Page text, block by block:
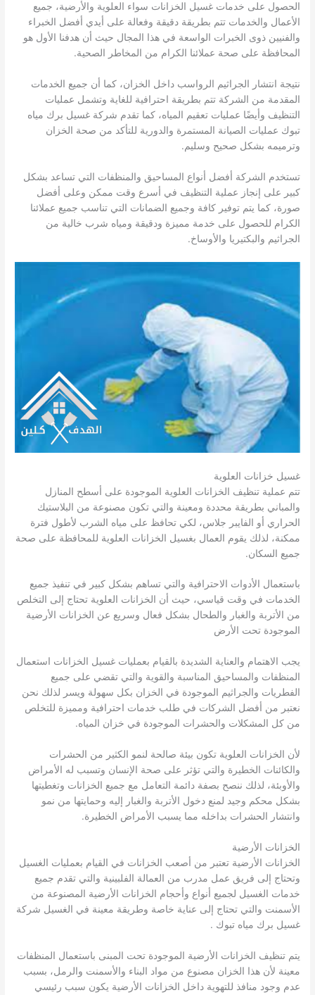
الحصول على خدمات غسيل الخزانات سواء العلوية والأرضية، جميع
الأعمال والخدمات تتم بطريقة دقيقة وفعالة على أيدي أفضل الخبراء
والفنيين ذوى الخبرات الواسعة في هذا المجال حيث أن هدفنا الأول هو
المحافظة على صحة عملائنا الكرام من المخاطر الصحية.
نتيجة انتشار الجراثيم الرواسب داخل الخزان، كما أن جميع الخدمات
المقدمة من الشركة تتم بطريقة احترافية للغاية وتشمل عمليات
التنظيف وأيضًا عمليات تعقيم المياه، كما تقدم شركة غسيل برك مياه
تبوك عمليات الصيانة المستمرة والدورية للتأكد من صحة الخزان
وترميمه بشكل صحيح وسليم.
تستخدم الشركة أفضل أنواع المساحيق والمنظفات التي تساعد بشكل
كبير على إنجاز عملية التنظيف في أسرع وقت ممكن وعلى أفضل
صورة، كما يتم توفير كافة وجميع الضمانات التي تناسب جميع عملائنا
الكرام للحصول على خدمة مميزة ودقيقة ومياه شرب خالية من
الجراثيم والبكتيريا والأوساخ.
غسيل خزانات العلوية
تتم عملية تنظيف الخزانات العلوية الموجودة على أسطح المنازل
والمباني بطريقة محددة ومعينة والتي تكون مصنوعة من البلاستيك
الحراري أو الفايبر جلاس، لكي تحافظ على مياه الشرب لأطول فترة
ممكنة، لذلك يقوم العمال بغسيل الخزانات العلوية للمحافظة على صحة
جميع السكان.
باستعمال الأدوات الاحترافية والتي تساهم بشكل كبير في تنفيذ جميع
الخدمات في وقت قياسي، حيث أن الخزانات العلوية تحتاج إلى التخلص
من الأتربة والغبار والطحال بشكل فعال وسريع عن الخزانات الأرضية
الموجودة تحت الأرض
يجب الاهتمام والعناية الشديدة بالقيام بعمليات غسيل الخزانات استعمال
المنظفات والمساحيق المناسبة والقوية والتي تقضي على جميع
الفطريات والجراثيم الموجودة في الخزان بكل سهولة ويسر لذلك نحن
نعتبر من أفضل الشركات في طلب خدمات احترافية ومميزة للتخلص
من كل المشكلات والحشرات الموجودة في خزان المياه.
لأن الخزانات العلوية تكون بيئة صالحة لنمو الكثير من الحشرات
والكائنات الخطيرة والتي تؤثر على صحة الإنسان وتسبب له الأمراض
والأوبئة، لذلك ننصح بصفة دائمة التعامل مع جميع الخزانات وتغطيتها
بشكل محكم وجيد لمنع دخول الأتربة والغبار إليه وحمايتها من نمو
وانتشار الحشرات بداخله مما يسبب الأمراض الخطيرة.
الخزانات الأرضية
الخزانات الأرضية تعتبر من أصعب الخزانات في القيام بعمليات الغسيل
وتحتاج إلى فريق عمل مدرب من العمالة الفلبينية والتي تقدم جميع
خدمات الغسيل لجميع أنواع وأحجام الخزانات الأرضية المصنوعة من
الأسمنت والتي تحتاج إلى عناية خاصة وطريقة معينة في الغسيل شركة
غسيل برك مياه تبوك .
يتم تنظيف الخزانات الأرضية الموجودة تحت المبنى باستعمال المنظفات
معينة لأن هذا الخزان مصنوع من مواد البناء والأسمنت والرمل، بسبب
عدم وجود منافذ للتهوية داخل الخزانات الأرضية يكون سبب رئيسي